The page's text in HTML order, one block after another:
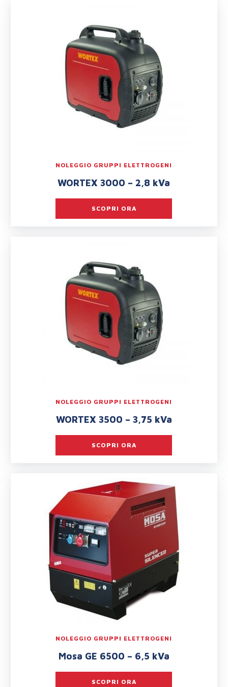
NOLEGGIO GRUPPI ELETTROGENI
WORTEX 3000 – 2,8 kVa
SCOPRI ORA
NOLEGGIO GRUPPI ELETTROGENI
WORTEX 3500 – 3,75 kVa
SCOPRI ORA
NOLEGGIO GRUPPI ELETTROGENI
Mosa GE 6500 – 6,5 kVa
SCOPRI ORA